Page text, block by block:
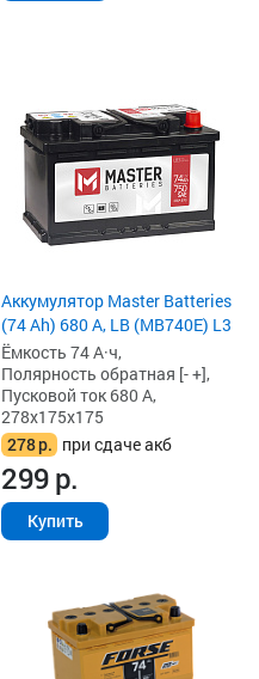
Аккумулятор Master Batteries
(74 Ah) 680 А, LB (MB740E) L3
Ёмкость 74 А·ч,
Полярность обратная [- +],
Пусковой ток 680 А,
278x175x175
278р. при сдаче акб
299р.
Купить